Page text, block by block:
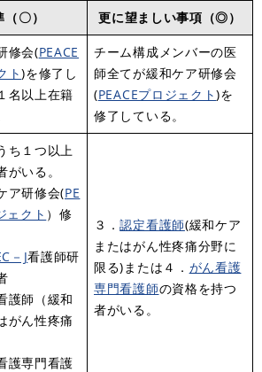
〇） 更に望ましい事項（◎）
修会(PEACE
ト)を修了し
名以上在籍
チーム構成メンバーの医
師全てが緩和ケア研修会
(PEACEプロジェクト)を
修了している。
ち１つ以上
がいる。
ア研修会(PE
ェクト ）修
－J看護師研
護師（緩和
がん性疼痛
護専門看護
３．認定看護師(緩和ケア
またはがん性疼痛分野に
限る)または４． がん看護
専門看護師の資格を持つ
者がいる。